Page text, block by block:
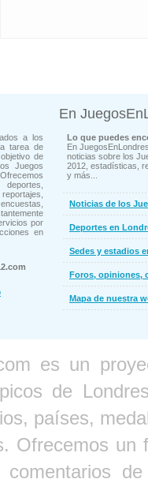
a los
tarea de
de
Juegos
por
en
En
Lo que puedes
En
noticias sobre los
2012, estadísticas,
y más...
Noticias de los
Deportes en
Sedes y estadios
Foros, opiniones,
Mapa de nuestra
es un
de
países,
Ofrecemos un
comentarios